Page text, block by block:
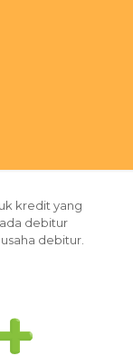
kredit yang
debitur
debitur.